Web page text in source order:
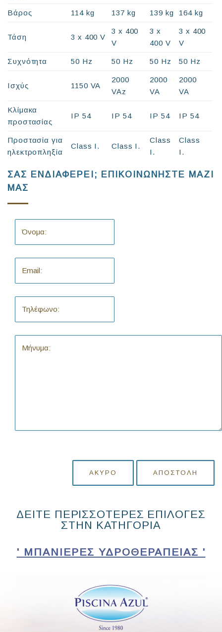
Βάρος 114 kg 137 kg 139 kg 164 kg
Τάση 3 x 400 V
3 x 400
V
3 x
400 V
3 x 400
V
Συχνότητα 50 Hz 50 Hz 50 Hz 50 Hz
Ισχύς 1150 VA
2000
VAz
2000
VA
2000
VA
Κλίμακα
προστασίας
IP 54 IP 54 IP 54 IP 54
Προστασία για
ηλεκτροπληξία
Class I. Class I.
Class
I.
Class
I.
ΣΑΣ ΕΝΔΙΑΦΕΡΕΙ; ΕΠΙΚΟΙΝΩΝΗΣΤΕ ΜΑΖΙ
ΜΑΣ
ΆΚΥΡΟ ΑΠΟΣΤΟΛΉ
ΔΕΙΤΕ ΠΕΡΙΣΣΟΤΕΡΕΣ ΕΠΙΛΟΓΕΣ
ΣΤΗΝ ΚΑΤΗΓΟΡΙΑ
' ΜΠΑΝΙΕΡΕΣ ΥΔΡΟΘΕΡΑΠΕΙΑΣ '